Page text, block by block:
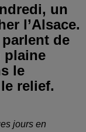
un
l’Alsace.
de
plaine
le
relief.
jours en